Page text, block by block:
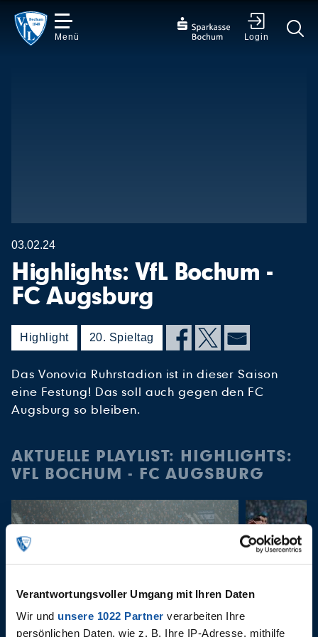
Verantwortungsvoller Umgang mit Ihren Daten
Wir und unsere 1022 Partner verarbeiten Ihre
persönlichen Daten, wie z. B. Ihre IP-Adresse, mithilfe
Menü Login
03.02.24
Highlights: VfL Bochum -
FC Augsburg
Highlight 20. Spieltag
Das Vonovia Ruhrstadion ist in dieser Saison
eine Festung! Das soll auch gegen den FC
Augsburg so bleiben.
AKTUELLE PLAYLIST: HIGHLIGHTS:
VFL BOCHUM - FC AUGSBURG